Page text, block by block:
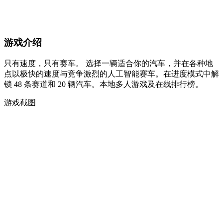
游戏介绍
只有速度，只有赛车。 选择一辆适合你的汽车，并在各种地
点以极快的速度与竞争激烈的人工智能赛车。在进度模式中解
锁 48 条赛道和 20 辆汽车。本地多人游戏及在线排行榜。
游戏截图